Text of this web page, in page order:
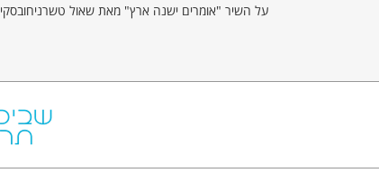
על השיר "אומרים ישנה ארץ" מאת שאול טשרניחובסקי